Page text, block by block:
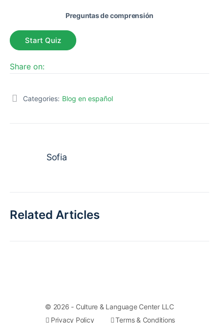
Preguntas de comprensión
Share on:
Categories: Blog en español
Sofia
Related Articles
© 2026 - Culture & Language Center LLC
Privacy Policy
Terms & Conditions